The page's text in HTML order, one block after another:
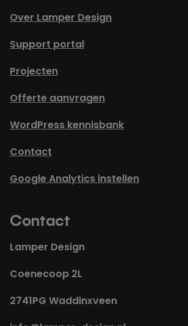
Over Lamper Design
Support portal
Projecten
Offerte aanvragen
WordPress kennisbank
Contact
Google Analytics instellen
Contact
Lamper Design
Coenecoop 2L
2741PG Waddinxveen